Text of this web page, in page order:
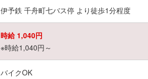
伊予鉄 千舟町七バス停 より徒歩1分程度
時給 1,040円
※時給1,040円～
バイクOK